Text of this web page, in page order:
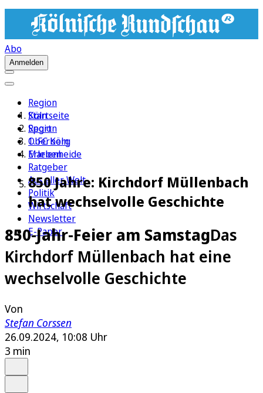
Abo
Anmelden
Region
Köln
Sport
1. FC Köln
Erleben
Ratgeber
Aus aller Welt
Politik
Wirtschaft
Newsletter
E-Paper
Startseite
Region
Oberberg
Marienheide
850 Jahre: Kirchdorf Müllenbach
hat wechselvolle Geschichte
850-Jahr-Feier am SamstagDas
Kirchdorf Müllenbach hat eine
wechselvolle Geschichte
Von
Stefan Corssen
26.09.2024, 10:08 Uhr
3 min